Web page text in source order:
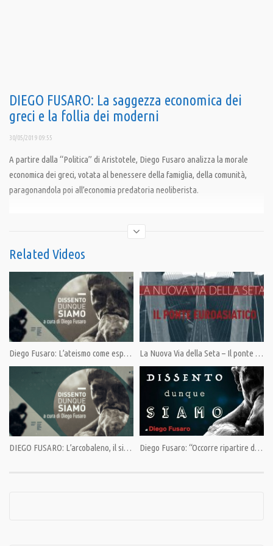
DIEGO FUSARO: La saggezza economica dei
greci e la follia dei moderni
30/05/2019 09:55
A partire dalla “Politica” di Aristotele, Diego Fusaro analizza la morale
economica dei greci, votata al benessere della famiglia, della comunità,
paragonandola poi all’economia predatoria neoliberista.
Category: Dissento dunque siamo di Diego Fusaro,Opinioni,PrimoPiano
Tags:Aristotele Diego Fusaro ,Economia
Related Videos
Diego Fusaro: L’ateismo come espressione non della scienza, ma dell’individualismo La Nuova Via della Seta – Il ponte Euroasiatico
DIEGO FUSARO: L’arcobaleno, il simbolo delle sinistre mondialiste serve del capitale Diego Fusaro: “Occorre ripartire dallo stato sovrano nazionale”